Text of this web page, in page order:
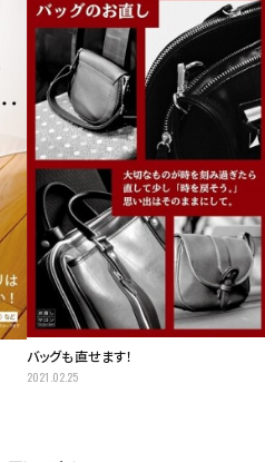
バッグも直せます！
2021.02.25